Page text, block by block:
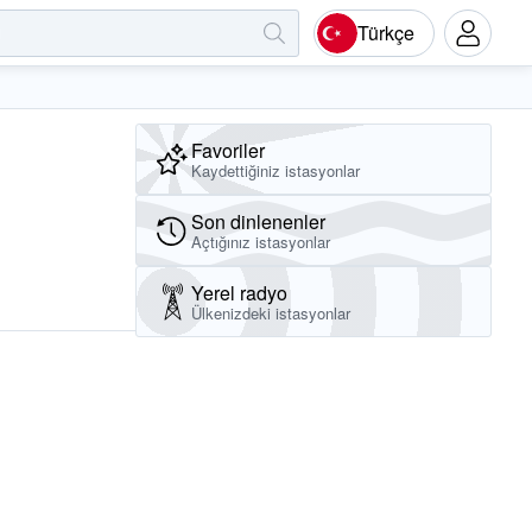
Türkçe
Favoriler
Kaydettiğiniz istasyonlar
Son dinlenenler
Açtığınız istasyonlar
Yerel radyo
Ülkenizdeki istasyonlar